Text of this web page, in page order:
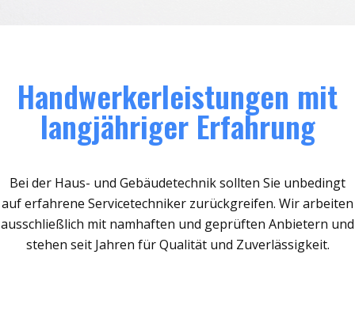
Handwerkerleistungen mit
langjähriger Erfahrung
Bei der Haus- und Gebäudetechnik sollten Sie unbedingt
auf erfahrene Servicetechniker zurückgreifen. Wir arbeiten
ausschließlich mit namhaften und geprüften Anbietern und
stehen seit Jahren für Qualität und Zuverlässigkeit.